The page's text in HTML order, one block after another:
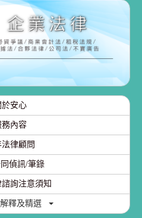
於安心
務內容
法律顧問
偵訊/筆錄
詢注意須知
釋及精選